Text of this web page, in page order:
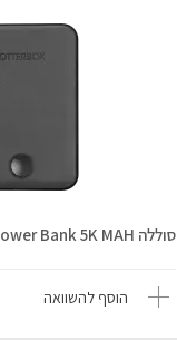
סוללה Wireless Power Bank 5K MAH
הוסף להשוואה